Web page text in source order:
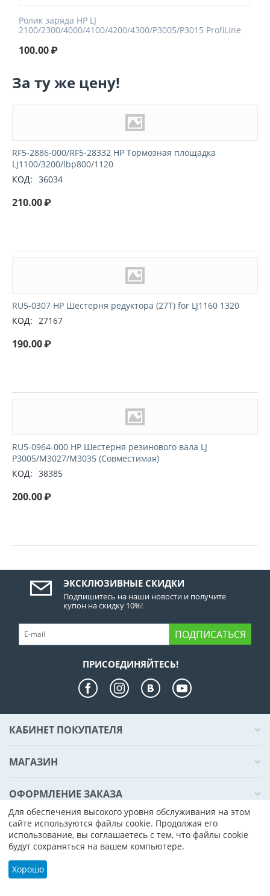
Ролик заряда HP LJ
2100/2300/4000/4100/4200/4300/P3005/P3015 ProfiLine
100.00₽
За ту же цену!
RF5-2886-000/RF5-28332 HP Тормозная площадка
LJ1100/3200/lbp800/1120
КОД: 36034
210.00₽
RU5-0307 HP Шестерня редуктора (27T) for LJ1160 1320
КОД:
27167
190.00₽
RU5-0964-000 HP Шестерня резинового вала LJ
P3005/M3027/M3035 (Совместимая)
КОД: 38385
200.00₽
ЭКСКЛЮЗИВНЫЕ СКИДКИ
Подпишитесь на наши новости и получите
купон на скидку 10%!
ПОДПИСАТЬСЯ
ПРИСОЕДИНЯЙТЕСЬ!
КАБИНЕТ ПОКУПАТЕЛЯ
МАГАЗИН
ОФОРМЛЕНИЕ ЗАКАЗА
КОНТАКТЫ
© 2000 - 2026 Компьютер Плаза. На базе
CS-Cart - Платформа для
интернет-магазинов
Для обеспечения высокого уровня обслуживания на этом
сайте используются файлы cookie. Продолжая его
использование, вы соглашаетесь с тем, что файлы cookie
будут сохраняться на вашем компьютере.
Хорошо